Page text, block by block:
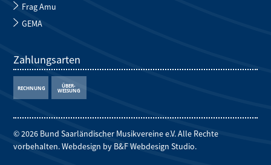
Frag Amu
GEMA
Zahlungsarten
© 2026 Bund Saarländischer Musikvereine e.V. Alle Rechte
vorbehalten. Webdesign by B&F Webdesign Studio.